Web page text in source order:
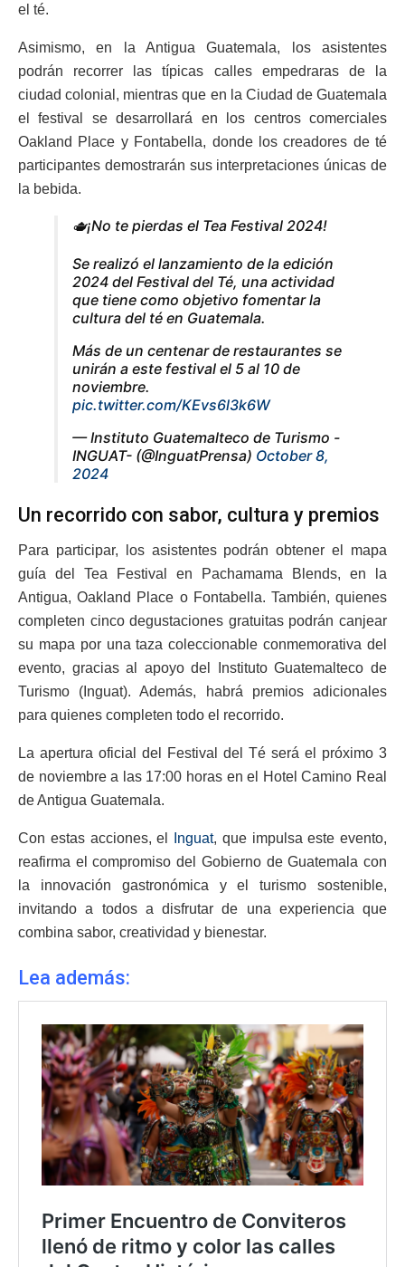
el té.
Asimismo, en la Antigua Guatemala, los asistentes
podrán recorrer las típicas calles empedraras de la
ciudad colonial, mientras que en la Ciudad de Guatemala
el festival se desarrollará en los centros comerciales
Oakland Place y Fontabella, donde los creadores de té
participantes demostrarán sus interpretaciones únicas de
la bebida.
🫖¡No te pierdas el Tea Festival 2024!
Se realizó el lanzamiento de la edición
2024 del Festival del Té, una actividad
que tiene como objetivo fomentar la
cultura del té en Guatemala.
Más de un centenar de restaurantes se
unirán a este festival el 5 al 10 de
noviembre.
pic.twitter.com/KEvs6l3k6W
— Instituto Guatemalteco de Turismo -
INGUAT- (@InguatPrensa) October 8,
2024
Un recorrido con sabor, cultura y premios
Para participar, los asistentes podrán obtener el mapa
guía del Tea Festival en Pachamama Blends, en la
Antigua, Oakland Place o Fontabella. También, quienes
completen cinco degustaciones gratuitas podrán canjear
su mapa por una taza coleccionable conmemorativa del
evento, gracias al apoyo del Instituto Guatemalteco de
Turismo (Inguat). Además, habrá premios adicionales
para quienes completen todo el recorrido.
La apertura oficial del Festival del Té será el próximo 3
de noviembre a las 17:00 horas en el Hotel Camino Real
de Antigua Guatemala.
Con estas acciones, el Inguat, que impulsa este evento,
reafirma el compromiso del Gobierno de Guatemala con
la innovación gastronómica y el turismo sostenible,
invitando a todos a disfrutar de una experiencia que
combina sabor, creatividad y bienestar.
Lea además: